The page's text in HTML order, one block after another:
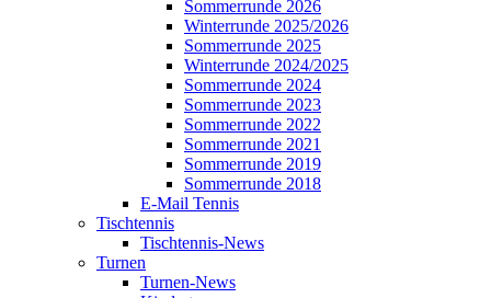
Sommerrunde 2026
Winterrunde 2025/2026
Sommerrunde 2025
Winterrunde 2024/2025
Sommerrunde 2024
Sommerrunde 2023
Sommerrunde 2022
Sommerrunde 2021
Sommerrunde 2019
Sommerrunde 2018
E-Mail Tennis
Tischtennis
Tischtennis-News
Turnen
Turnen-News